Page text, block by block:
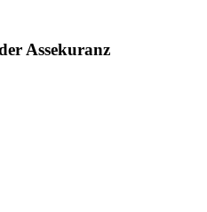
Assekuranz